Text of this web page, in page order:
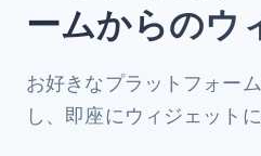
ームからのウ
お好きなプラットフォー
し、即座にウィジェット